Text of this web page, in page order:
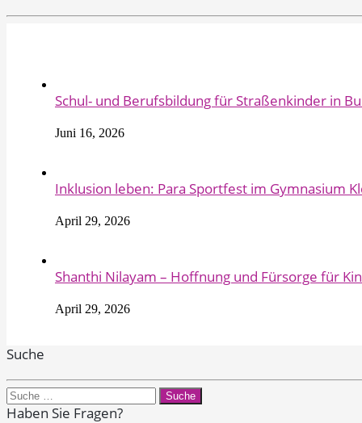
Schul- und Berufsbildung für Straßenkinder in
Juni 16, 2026
Inklusion leben: Para Sportfest im Gymnasium
April 29, 2026
Shanthi Nilayam – Hoffnung und Fürsorge für
April 29, 2026
Suche
Search
for:
Haben Sie Fragen?